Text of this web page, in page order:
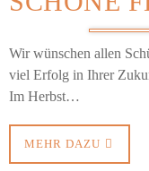
Wir wünschen allen
viel Erfolg in Ihrer
Im Herbst…
MEHR DAZU